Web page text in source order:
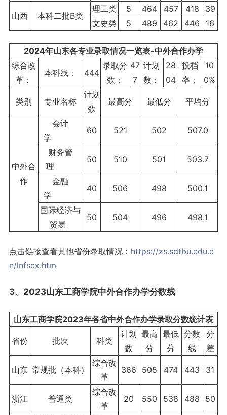
山西 本科二批B类
理工类 5 464 457 418
39
文史类
5 489 462 446 16
2024年山东各专业录取情况一览表-中外合作办学
综合改
革：
本科线： 444
录取分
数：
47
7
计划
数：
28
04
投档
率：
10
0%
类别 专业名称
计划
数
最高分 最低分 平均分
中外合
作
会计
学
60 521 502 507.0
财务管
理
50 510 501 503.7
金融
学
40 506 498 500.1
国际经济与
贸易
50 504 496 498.1
点击链接查看其他省份录取情况： https://zs.sdtbu.edu.c
n/lnfscx.htm
3、2023山东工商学院中外合作办学分数线
山东工商学院2023年各省中外合作办学录取分数统计表
省份 批次 科类
计划
数
最高
分
最低
分
分数
线
分
差
山东 常规批（本科）
综合改
革
366 505 474 443 31
浙江 普通类
综合改
革
20 550 538 488 50